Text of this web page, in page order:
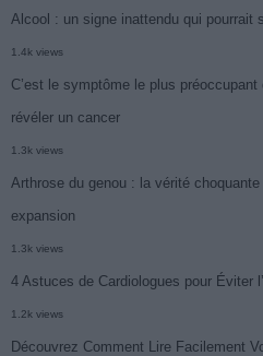
Alcool : un signe inattendu qui pourrait
1.4k views
C’est le symptôme le plus
révéler un cancer
1.3k views
Arthrose du genou : la vérité
expansion
1.3k views
4 Astuces de Cardiologues pour Éviter
1.2k views
Découvrez Comment Lire Facilement